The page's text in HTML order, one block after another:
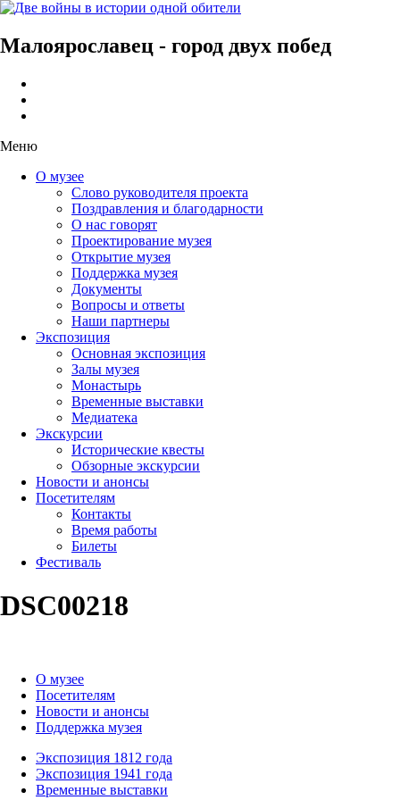
Малоярославец - город двух побед
Меню
О музее
Слово руководителя проекта
Поздравления и благодарности
О нас говорят
Проектирование музея
Открытие музея
Поддержка музея
Документы
Вопросы и ответы
Наши партнеры
Экспозиция
Основная экспозиция
Залы музея
Монастырь
Временные выставки
Медиатека
Экскурсии
Исторические квесты
Обзорные экскурсии
Новости и анонсы
Посетителям
Контакты
Время работы
Билеты
Фестиваль
DSC00218
О музее
Посетителям
Новости и анонсы
Поддержка музея
Экспозиция 1812 года
Экспозиция 1941 года
Временные выставки